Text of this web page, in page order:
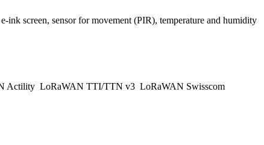
ink screen, sensor for movement (PIR), temperature and humidity
Actility LoRaWAN TTI/TTN v3 LoRaWAN Swisscom